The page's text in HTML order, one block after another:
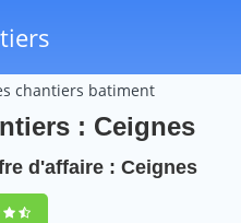
chantiers batiment
: Ceignes
d'affaire : Ceignes